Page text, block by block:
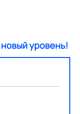
уровень!